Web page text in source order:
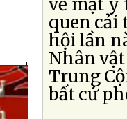
về mặt ý
quen cải
hội lần
Nhân
Trung
bất cứ